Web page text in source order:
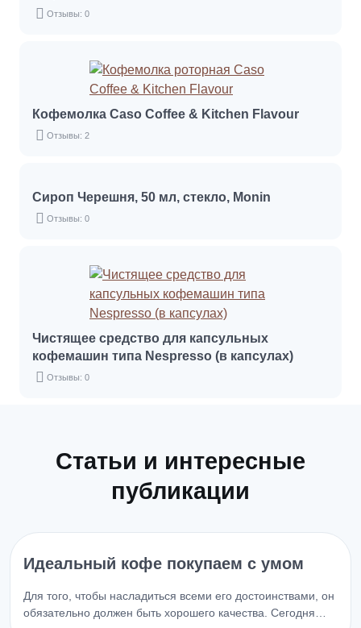
Отзывы: 0
Кофемолка Caso Coffee & Kitchen Flavour
Отзывы: 2
Сироп Черешня, 50 мл, стекло, Monin
Отзывы: 0
Чистящее средство для капсульных
кофемашин типа Nespresso (в капсулах)
Отзывы: 0
Статьи и интересные
публикации
Идеальный кофе покупаем с умом
Для того, чтобы насладиться всеми его достоинствами, он
обязательно должен быть хорошего качества. Сегодня…